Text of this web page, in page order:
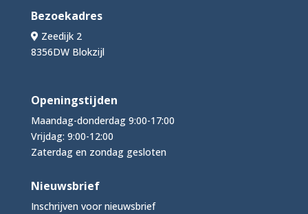
Bezoekadres
Zeedijk 2
8356DW Blokzijl
Openingstijden
Maandag-donderdag 9:00-17:00
Vrijdag: 9:00-12:00
Zaterdag en zondag gesloten
Nieuwsbrief
Inschrijven voor nieuwsbrief